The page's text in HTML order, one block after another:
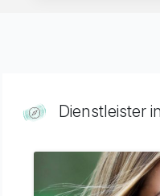
Dienstleister